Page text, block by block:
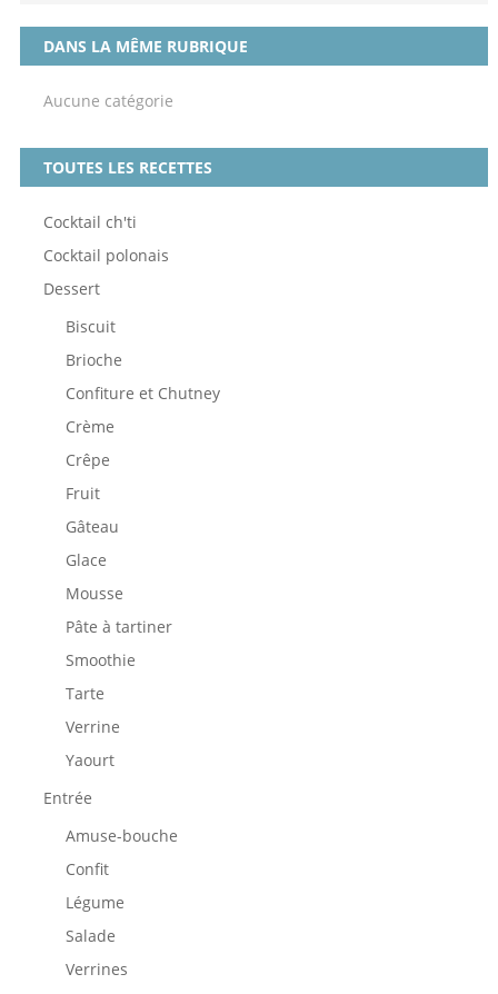
DANS LA MÊME RUBRIQUE
Aucune catégorie
TOUTES LES RECETTES
Cocktail ch'ti
Cocktail polonais
Dessert
Biscuit
Brioche
Confiture et Chutney
Crème
Crêpe
Fruit
Gâteau
Glace
Mousse
Pâte à tartiner
Smoothie
Tarte
Verrine
Yaourt
Entrée
Amuse-bouche
Confit
Légume
Salade
Verrines